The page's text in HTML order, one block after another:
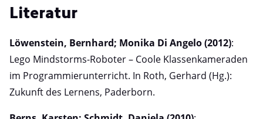
Literatur
Löwenstein, Bernhard; Monika Di Angelo (2012):
Lego Mindstorms-Roboter – Coole Klassenkameraden
im Programmierunterricht. In Roth, Gerhard (Hg.):
Zukunft des Lernens, Paderborn.